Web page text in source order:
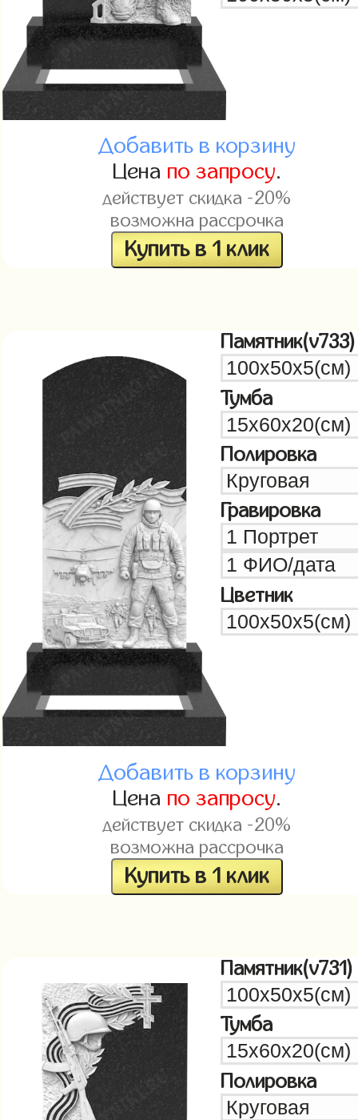
Добавить в корзину
Цена по запросу.
действует скидка -20%
возможна рассрочка
Купить в 1 клик
Памятник(v733)
Тумба
Полировка
Гравировка
Цветник
Добавить в корзину
Цена по запросу.
действует скидка -20%
возможна рассрочка
Купить в 1 клик
Памятник(v731)
Тумба
Полировка